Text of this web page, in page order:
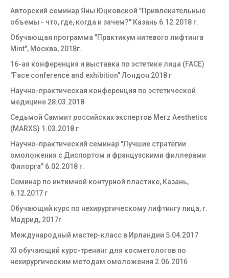
Авторский семинар Яны Юцковской "Привлекательные
объемы - что, где, когда и зачем?" Казань 6.12.2018 г.
Обучающая программа "Практикум нитевого лифтинга
Mint", Москва, 2018г.
16-ая конференция и выставка по эстетике лица (FACE)
"Face conference and exhibition" Лондон 2018 г
Научно-практическая конференция по эстетической
медицине 28.03.2018
Седьмой Саммит российских экспертов Merz Aesthetics
(MARXS) 1.03.2018 г
Научно-практический семинар "Лучшие стратегии
омоложения с Диспортом и французскими филлерами
Филорга" 6.02.2018 г.
Семинар по интимной контурной пластике, Казань,
6.12.2017 г
Обучающий курс по нехирургическому лифтингу лица, г.
Мадрид, 2017г
Международный мастер-класс в Ирландии 5.04.2017
XI обучающий курс-тренинг для косметологов по
нехирургическим методам омоложения 2.06.2016